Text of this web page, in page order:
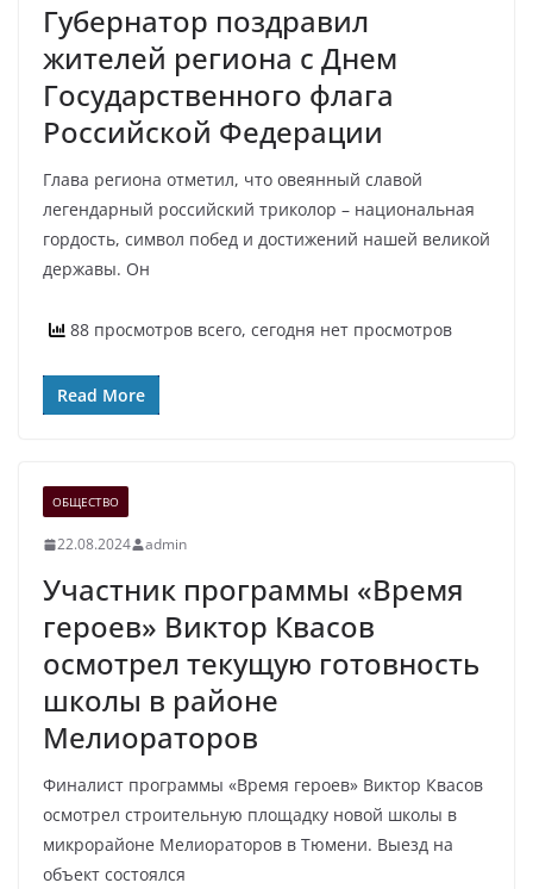
Губернатор поздравил
жителей региона с Днем
Государственного флага
Российской Федерации
Глава региона отметил, что овеянный славой
легендарный российский триколор – национальная
гордость, символ побед и достижений нашей великой
державы. Он
88 просмотров всего, сегодня нет просмотров
Read More
ОБЩЕСТВО
22.08.2024 admin
Участник программы «Время
героев» Виктор Квасов
осмотрел текущую готовность
школы в районе
Мелиораторов
Финалист программы «Время героев» Виктор Квасов
осмотрел строительную площадку новой школы в
микрорайоне Мелиораторов в Тюмени. Выезд на
объект состоялся